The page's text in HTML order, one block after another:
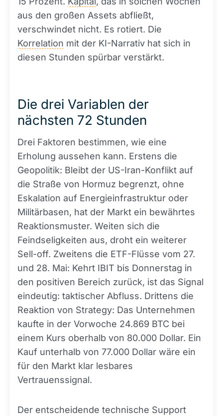
aus den großen Assets abfließt,
verschwindet nicht. Es rotiert. Die
Korrelation mit der KI-Narrativ hat sich in
diesen Stunden spürbar verstärkt.
Die drei Variablen der
nächsten 72 Stunden
Drei Faktoren bestimmen, wie eine
Erholung aussehen kann. Erstens die
Geopolitik: Bleibt der US-Iran-Konflikt auf
die Straße von Hormuz begrenzt, ohne
Eskalation auf Energieinfrastruktur oder
Militärbasen, hat der Markt ein bewährtes
Reaktionsmuster. Weiten sich die
Feindseligkeiten aus, droht ein weiterer
Sell-off. Zweitens die ETF-Flüsse vom 27.
und 28. Mai: Kehrt IBIT bis Donnerstag in
den positiven Bereich zurück, ist das Signal
eindeutig: taktischer Abfluss. Drittens die
Reaktion von Strategy: Das Unternehmen
kaufte in der Vorwoche 24.869 BTC bei
einem Kurs oberhalb von 80.000 Dollar. Ein
Kauf unterhalb von 77.000 Dollar wäre ein
für den Markt klar lesbares
Vertrauenssignal.
Der entscheidende technische Support